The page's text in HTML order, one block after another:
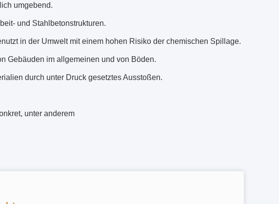
umgebend.
und Stahlbetonstrukturen.
in der Umwelt mit einem hohen Risiko der chemischen Spillage.
Gebäuden im allgemeinen und von Böden.
durch unter Druck gesetztes Ausstoßen.
unter anderem